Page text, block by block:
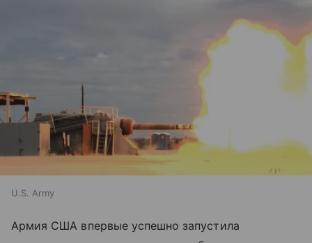
U.S. Army
Армия США впервые успешно запустила